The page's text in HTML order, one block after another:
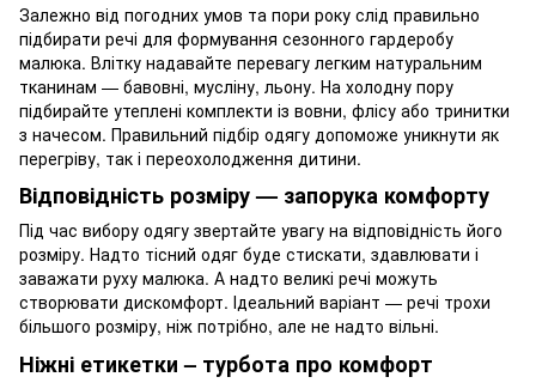
Залежно від погодних умов та пори року слід правильно
підбирати речі для формування сезонного гардеробу
малюка. Влітку надавайте перевагу легким натуральним
тканинам — бавовні, мусліну, льону. На холодну пору
підбирайте утеплені комплекти із вовни, флісу або тринитки
з начесом. Правильний підбір одягу допоможе уникнути як
перегріву, так і переохолодження дитини.
Відповідність розміру — запорука комфорту
Під час вибору одягу звертайте увагу на відповідність його
розміру. Надто тісний одяг буде стискати, здавлювати і
заважати руху малюка. А надто великі речі можуть
створювати дискомфорт. Ідеальний варіант — речі трохи
більшого розміру, ніж потрібно, але не надто вільні.
Ніжні етикетки – турбота про комфорт